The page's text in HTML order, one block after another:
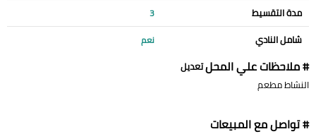
مدة التقسيط 3
شامل النادي نعم
# ملاحظات علي المحلتعديل
النشاط مطعم
# تواصل مع المبيعات